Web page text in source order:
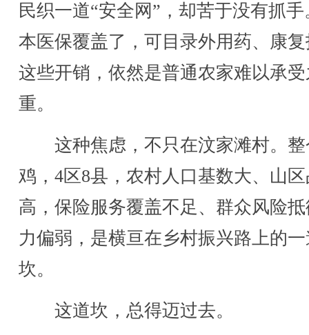
民织一道“安全网”，却苦于没有抓
本医保覆盖了，可目录外用药、康
这些开销，依然是普通农家难以承
重。
这种焦虑，不只在汶家滩村。整
鸡，4区8县，农村人口基数大、山
高，保险服务覆盖不足、群众风险
力偏弱，是横亘在乡村振兴路上的
坎。
这道坎，总得迈过去。